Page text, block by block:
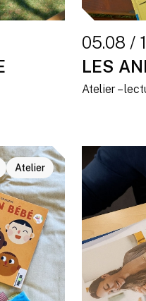
05.08 /
LES
Atelier –
Atelier